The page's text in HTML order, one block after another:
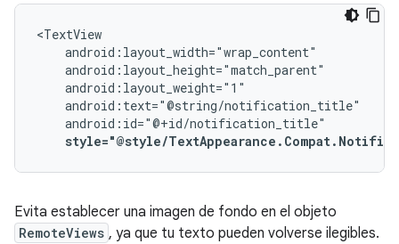
style="@style/
Evita establecer una imagen de fondo en el objeto
RemoteViews , ya que tu texto pueden volverse ilegibles.